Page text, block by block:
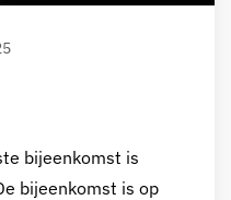
bijeenkomst is
bijeenkomst is op